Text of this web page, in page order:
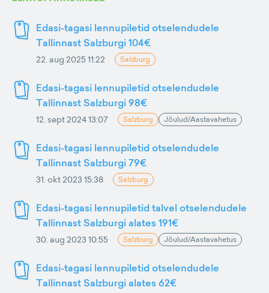
Edasi-tagasi lennupiletid otselendudele
Tallinnast Salzburgi 104€
22. aug 2025 11:22 Salzburg
Edasi-tagasi lennupiletid otselendudele
Tallinnast Salzburgi 98€
12. sept 2024 13:07 Salzburg Jõulud/Aastavahetus
Edasi-tagasi lennupiletid otselendudele
Tallinnast Salzburgi 79€
31. okt 2023 15:38 Salzburg
Edasi-tagasi lennupiletid talvel otselendudele
Tallinnast Salzburgi alates 191€
30. aug 2023 10:55 Salzburg Jõulud/Aastavahetus
Edasi-tagasi lennupiletid otselendudele
Tallinnast Salzburgi alates 62€